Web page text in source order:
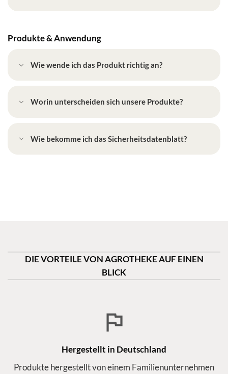
Produkte & Anwendung
Wie wende ich das Produkt richtig an?
Worin unterscheiden sich unsere Produkte?
Wie bekomme ich das Sicherheitsdatenblatt?
DIE VORTEILE VON AGROTHEKE AUF EINEN
BLICK
Hergestellt in Deutschland
Produkte hergestellt von einem Familienunternehmen